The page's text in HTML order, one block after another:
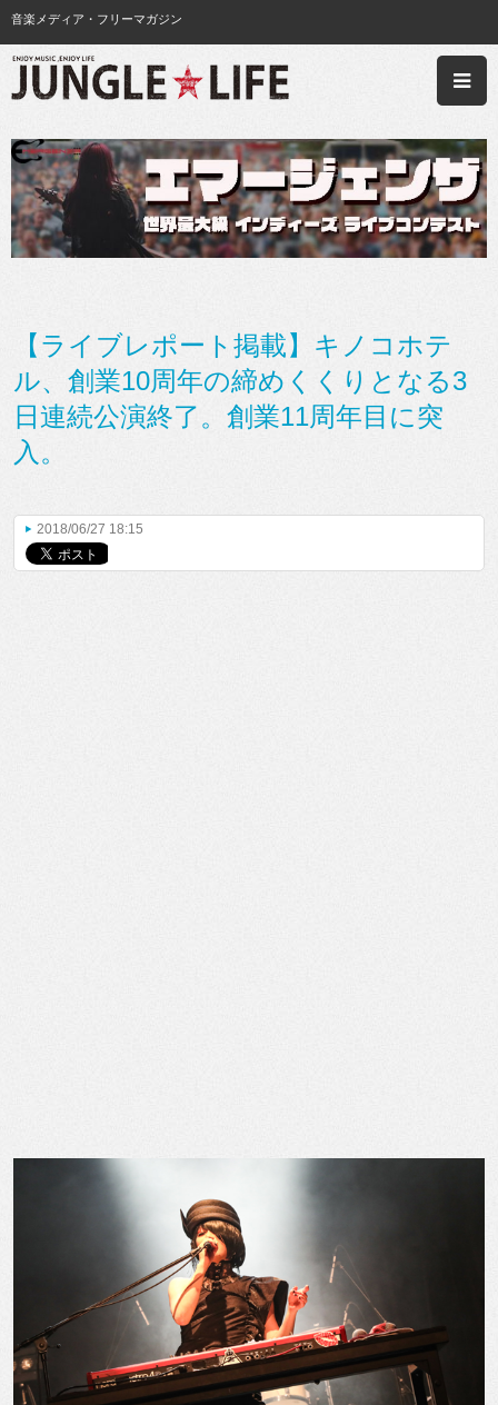
音楽メディア・フリーマガジン
【ライブレポート掲載】キノコホテ
ル、創業10周年の締めくくりとなる3
日連続公演終了。創業11周年目に突
入。
2018/06/27 18:15